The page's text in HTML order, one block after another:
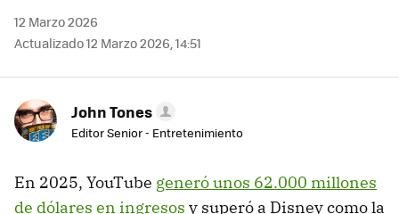
12 Marzo 2026
Actualizado 12 Marzo 2026, 14:51
John Tones
Editor Senior - Entretenimiento
En 2025, YouTube generó unos 62.000 millones
de dólares en ingresos y superó a Disney como la